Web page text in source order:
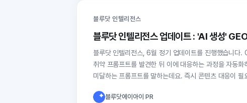
블루닷 인텔리전스
블루닷 인텔리전스 업데이트 : 'AI 생성'
블루닷 인텔리전스, 6월 정기 업데이트를 진행했습니다. GEO 대
취약 프롬프트를 발견한 뒤 이에 대응하는 과정을 자동
미달하는 프롬프트를 말하는데요. 즉시 콘텐츠 대응이 필
블루닷에이아이 PR